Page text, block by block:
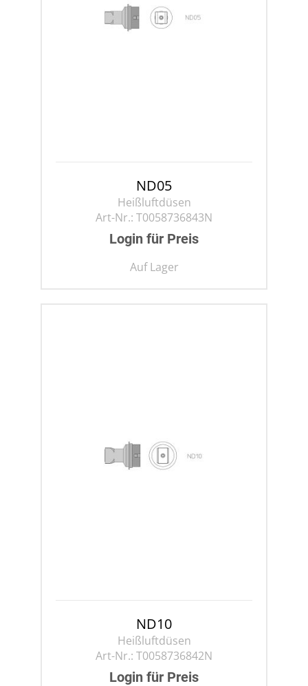
ND05
Heißluftdüsen
Art-Nr.: T0058736843N
Login für Preis
Auf Lager
ND10
Heißluftdüsen
Art-Nr.: T0058736842N
Login für Preis